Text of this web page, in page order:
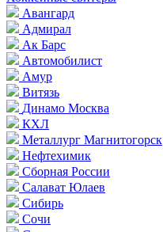
Авангард
Адмирал
Ак Барс
Автомобилист
Амур
Витязь
Динамо Москва
КХЛ
Металлург Магнитогорск
Нефтехимик
Сборная России
Салават Юлаев
Сибирь
Сочи